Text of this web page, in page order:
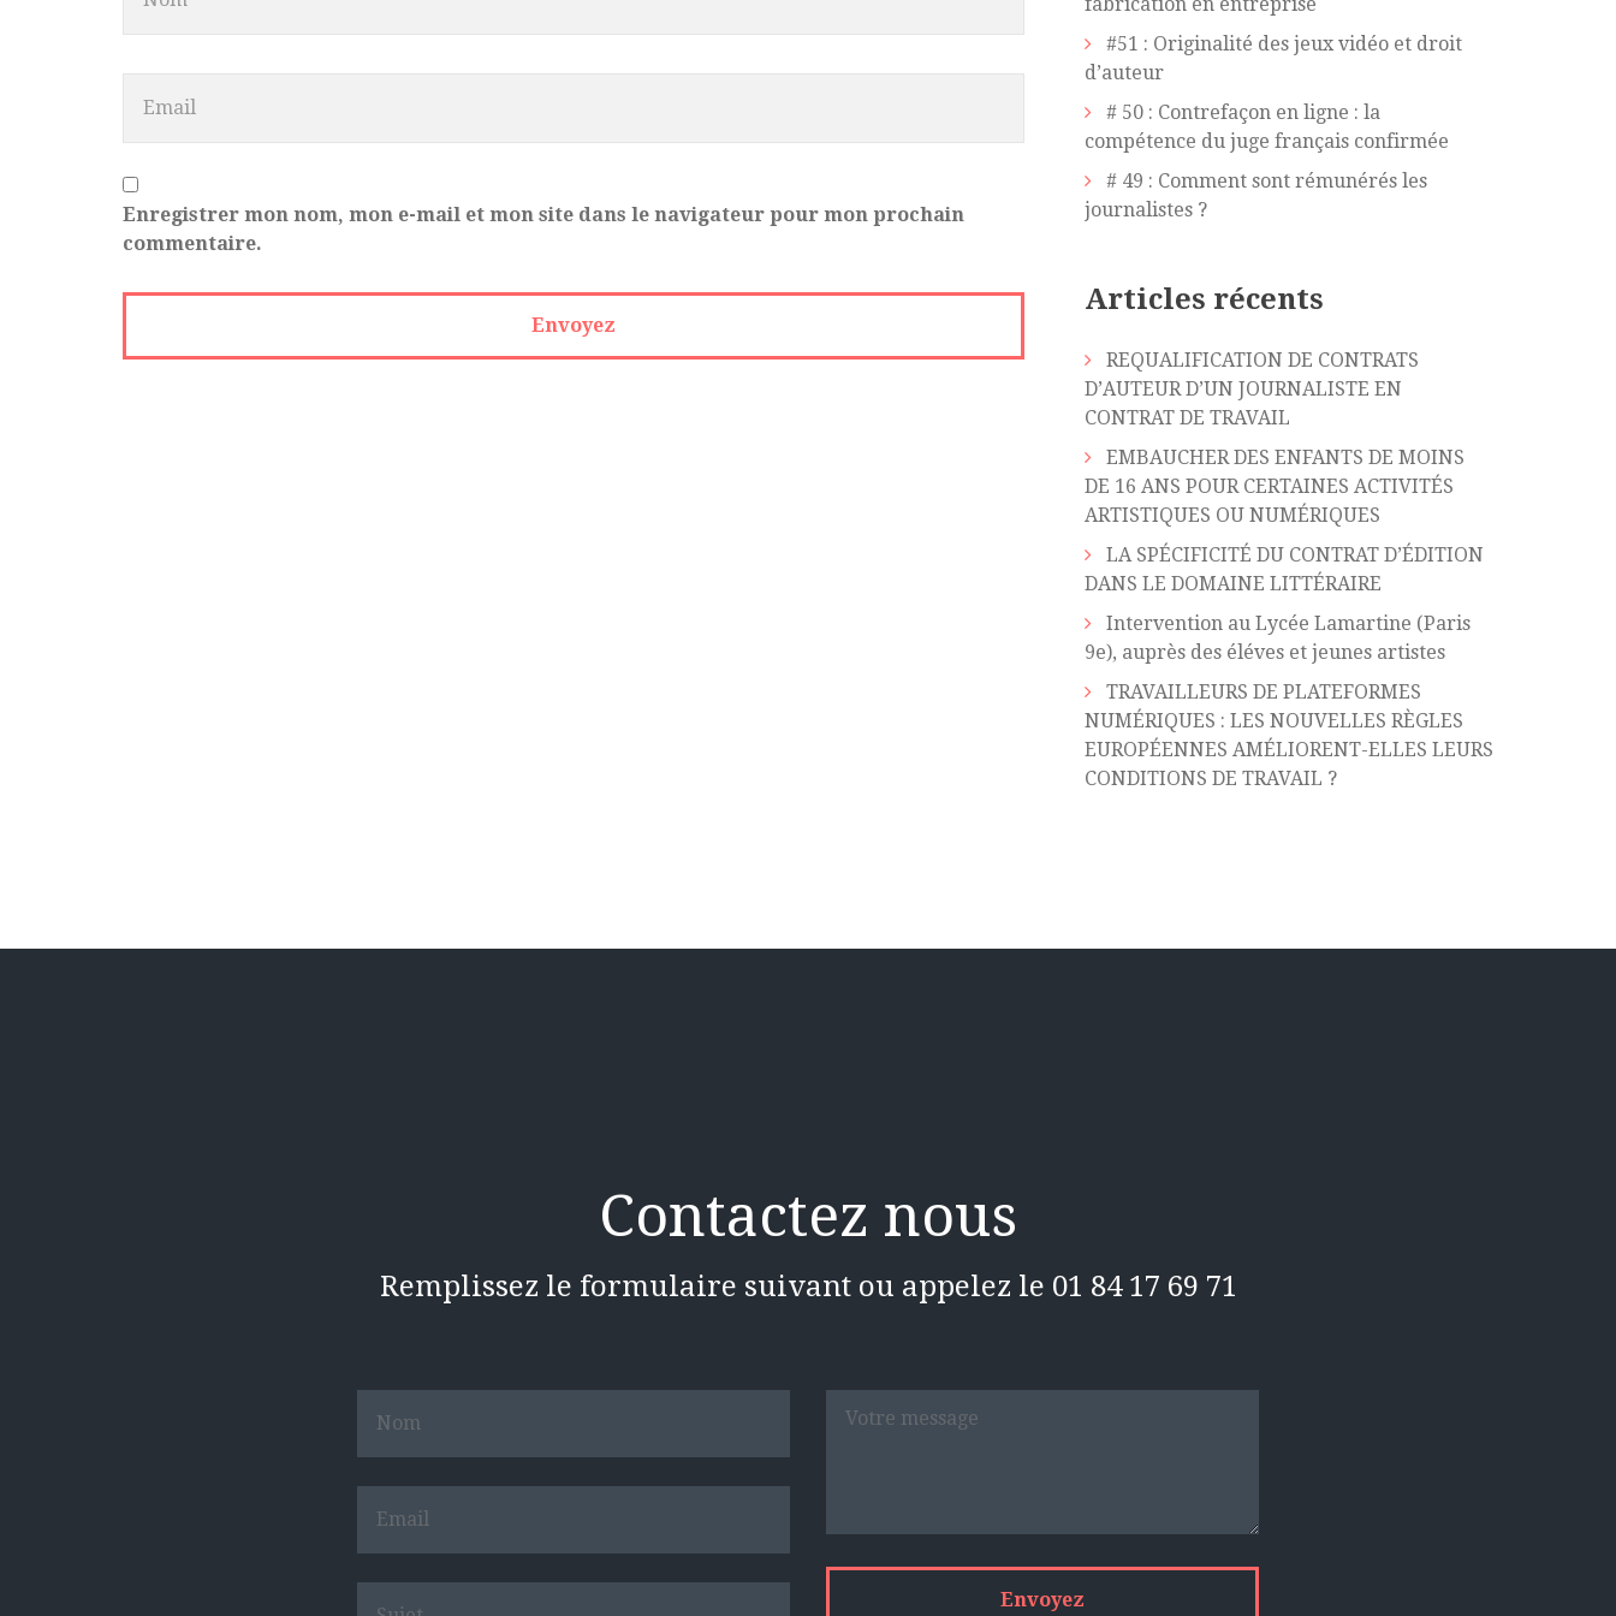
Enregistrer mon nom, mon e-mail et mon site dans le navigateur pour mon prochain
commentaire.
#51 : Originalité des jeux vidéo et droit
d’auteur
# 50 : Contrefaçon en ligne : la
compétence du juge français confirmée
# 49 : Comment sont rémunérés les
journalistes ?
Articles récents
REQUALIFICATION DE CONTRATS
D’AUTEUR D’UN JOURNALISTE EN
CONTRAT DE TRAVAIL
EMBAUCHER DES ENFANTS DE MOINS
DE 16 ANS POUR CERTAINES ACTIVITÉS
ARTISTIQUES OU NUMÉRIQUES
LA SPÉCIFICITÉ DU CONTRAT D’ÉDITION
DANS LE DOMAINE LITTÉRAIRE
Intervention au Lycée Lamartine (Paris
9e), auprès des éléves et jeunes artistes
TRAVAILLEURS DE PLATEFORMES
NUMÉRIQUES : LES NOUVELLES RÈGLES
EUROPÉENNES AMÉLIORENT-ELLES LEURS
CONDITIONS DE TRAVAIL ?
Contactez nous
Remplissez le formulaire suivant ou appelez le 01 84 17 69 71